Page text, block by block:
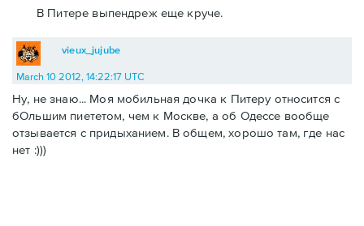
В Питере выпендреж еще круче.
vieux_jujube
March 10 2012, 14:22:17 UTC
Ну, не знаю... Моя мобильная дочка к Питеру относится с
бОльшим пиететом, чем к Москве, а об Одессе вообще
отзывается с придыханием. В общем, хорошо там, где нас
нет :)))